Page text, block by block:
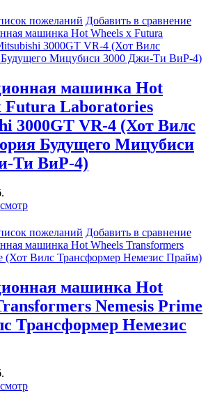
пожеланий Добавить в сравнение
машинка Hot
Futura Laboratories
3000GT VR-4 (Хот Вилс
Будущего Мицубиси
Ти ВиР-4)
пожеланий Добавить в сравнение
машинка Hot
Nemesis Prime
Трансформер Немезис